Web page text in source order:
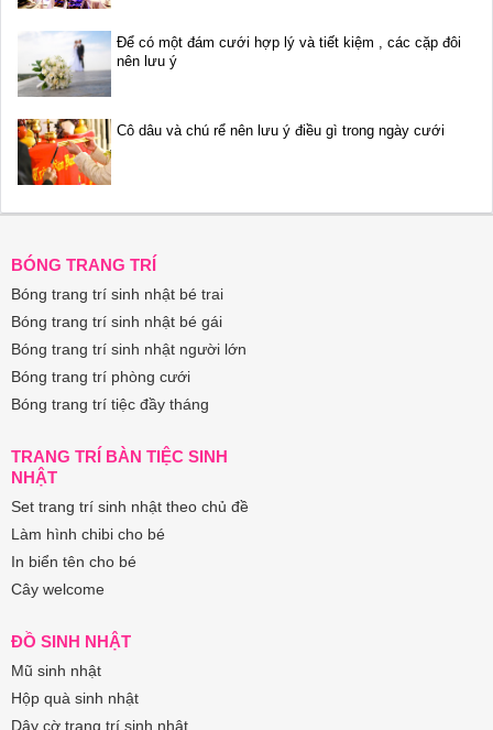
Để có một đám cưới hợp lý và tiết kiệm , các cặp đôi
nên lưu ý
Cô dâu và chú rể nên lưu ý điều gì trong ngày cưới
BÓNG TRANG TRÍ
Bóng trang trí sinh nhật bé trai
Bóng trang trí sinh nhật bé gái
Bóng trang trí sinh nhật người lớn
Bóng trang trí phòng cưới
Bóng trang trí tiệc đầy tháng
TRANG TRÍ BÀN TIỆC SINH
NHẬT
Set trang trí sinh nhật theo chủ đề
Làm hình chibi cho bé
In biển tên cho bé
Cây welcome
ĐỒ SINH NHẬT
Mũ sinh nhật
Hộp quà sinh nhật
Dây cờ trang trí sinh nhật